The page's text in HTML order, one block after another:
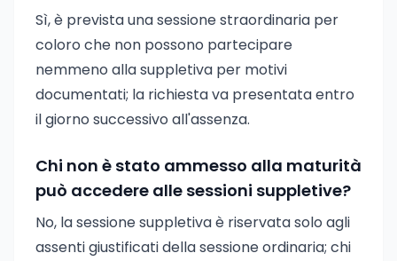
Sì, è prevista una sessione straordinaria per
coloro che non possono partecipare
nemmeno alla suppletiva per motivi
documentati; la richiesta va presentata entro
il giorno successivo all'assenza.
Chi non è stato ammesso alla maturità
può accedere alle sessioni suppletive?
No, la sessione suppletiva è riservata solo agli
assenti giustificati della sessione ordinaria; chi